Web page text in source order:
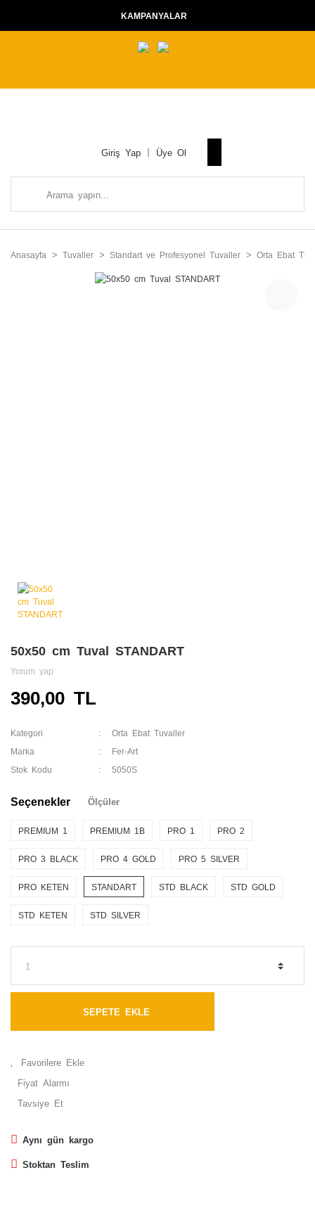
KAMPANYALAR
Giriş Yap Üye Ol
Anasayfa Tuvaller Standart ve Profesyonel Tuvaller Orta Ebat
50x50 cm Tuval STANDART
Yorum yap
390,00 TL
Kategori Orta Ebat Tuvaller
Marka Fer-Art
Stok Kodu 5050S
Seçenekler Ölçüler
PREMIUM 1 PREMIUM 1B PRO 1 PRO 2
PRO 3 BLACK PRO 4 GOLD PRO 5 SILVER
PRO KETEN STANDART STD BLACK STD GOLD
STD KETEN STD SILVER
SEPETE EKLE
Fiyat Alarmı
Tavsiye Et
Aynı gün kargo
Stoktan Teslim